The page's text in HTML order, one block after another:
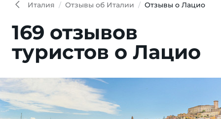
Италия Отзывы об Италии Отзывы о Лацио
169 отзывов
туристов о Лацио